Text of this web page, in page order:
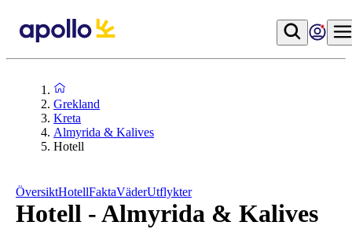
Grekland
Kreta
Almyrida & Kalives
Hotell
ÖversiktHotellFaktaVäderUtflykter
Hotell - Almyrida & Kalives